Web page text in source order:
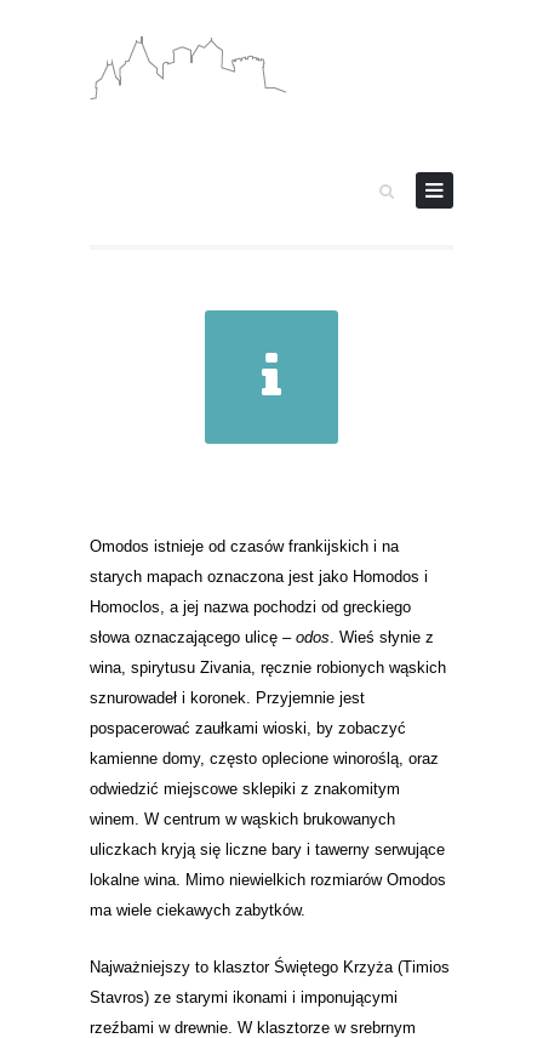
Omodos istnieje od czasów frankijskich i na
starych mapach oznaczona jest jako Homodos i
Homoclos, a jej nazwa pochodzi od greckiego
słowa oznaczającego ulicę – odos. Wieś słynie z
wina, spirytusu Zivania, ręcznie robionych wąskich
sznurowadeł i koronek. Przyjemnie jest
pospacerować zaułkami wioski, by zobaczyć
kamienne domy, często oplecione winoroślą, oraz
odwiedzić miejscowe sklepiki z znakomitym
winem. W centrum w wąskich brukowanych
uliczkach kryją się liczne bary i tawerny serwujące
lokalne wina. Mimo niewielkich rozmiarów Omodos
ma wiele ciekawych zabytków.
Najważniejszy to klasztor Świętego Krzyża (Timios
Stavros) ze starymi ikonami i imponującymi
rzeźbami w drewnie. W klasztorze w srebrnym